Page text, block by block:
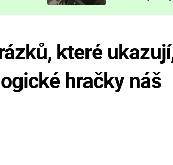
které
hračky náš